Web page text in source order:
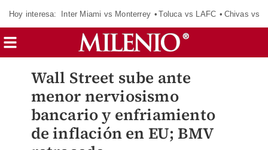
Hoy interesa: Inter Miami vs Monterrey Toluca vs LAFC Chivas vs
Wall Street sube ante
menor nerviosismo
bancario y enfriamiento
de inflación en EU; BMV